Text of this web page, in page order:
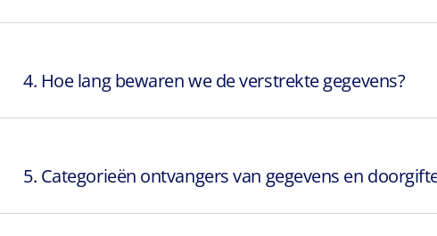
4. Hoe lang bewaren we de verstrekte gegevens?
5. Categorieën ontvangers van gegevens en